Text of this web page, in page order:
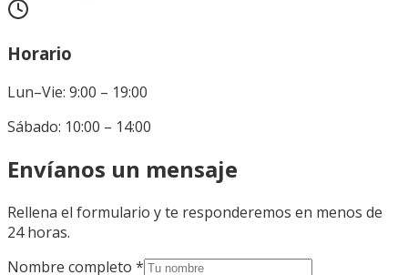
Horario
Lun–Vie: 9:00 – 19:00
Sábado: 10:00 – 14:00
Envíanos un mensaje
Rellena el formulario y te responderemos en menos de
24 horas.
Nombre completo *